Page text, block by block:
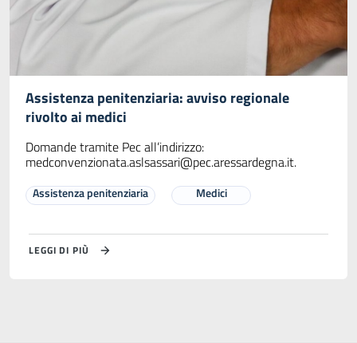
Assistenza penitenziaria: avviso regionale
rivolto ai medici
Domande tramite Pec all’indirizzo:
medconvenzionata.aslsassari@pec.aressardegna.it.
Assistenza penitenziaria Medici
LEGGI DI PIÙ